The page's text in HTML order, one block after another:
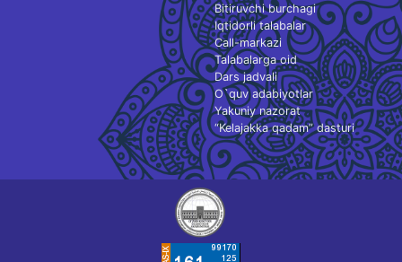
Bitiruvchi burchagi
Iqtidorli talabalar
Call-markazi
Talabalarga oid
Dars jadvali
O`quv adabiyotlar
Yakuniy nazorat
“Kelajakka qadam” dasturi